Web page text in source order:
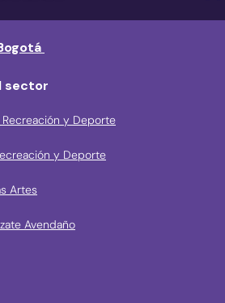
sector
y Deporte
y Deporte
Artes
Avendaño